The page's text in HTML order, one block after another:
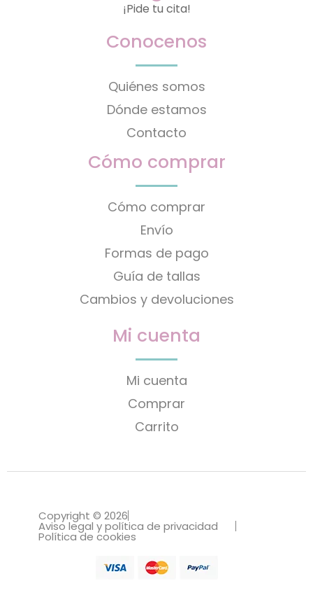
¡Pide tu cita!
Conocenos
Quiénes somos
Dónde estamos
Contacto
Cómo comprar
Cómo comprar
Envío
Formas de pago
Guía de tallas
Cambios y devoluciones
Mi cuenta
Mi cuenta
Comprar
Carrito
Copyright © 2026
Aviso legal y política de privacidad
Política de cookies